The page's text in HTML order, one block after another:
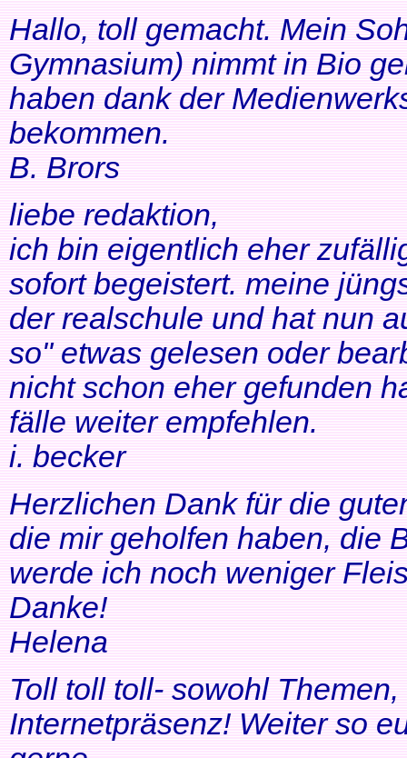
Hallo, toll gemacht. Mein
Gymnasium) nimmt in Bio
haben dank der
bekommen.
B. Brors
liebe redaktion,
ich bin eigentlich eher
sofort begeistert. meine
der realschule und hat nun
so" etwas gelesen oder
nicht schon eher gefunden
fälle weiter empfehlen.
i. becker
Herzlichen Dank für die
die mir geholfen haben, die
werde ich noch weniger
Danke!
Helena
Toll toll toll- sowohl
Internetpräsenz! Weiter so